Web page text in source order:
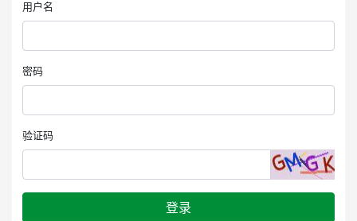
用户名
密码
验证码
登录